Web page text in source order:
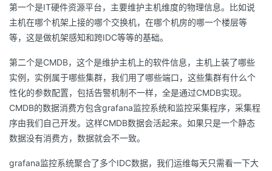
第一个是IT硬件资源平台，主要维护主机维度的物理信息。比如说
主机在哪个机架上接的哪个交换机，在哪个机房的哪一个楼层等
等，这是做机架感知和跨IDC等等的基础。
第二个是CMDB，这个是维护主机上的软件信息，主机上装了哪些
实例，实例属于哪些集群，我们用了哪些端口，这些集群有什么个
性化的参数配置，包括告警机制不一样，全是通过CMDB实现。
CMDB的数据消费方包含grafana监控系统和监控采集程序，采集程
序由我们自己开发。这样CMDB数据会活起来。如果只是一个静态
数据没有消费方，数据就会不一致。
grafana监控系统聚合了多个IDC数据，我们运维每天只需看一下大